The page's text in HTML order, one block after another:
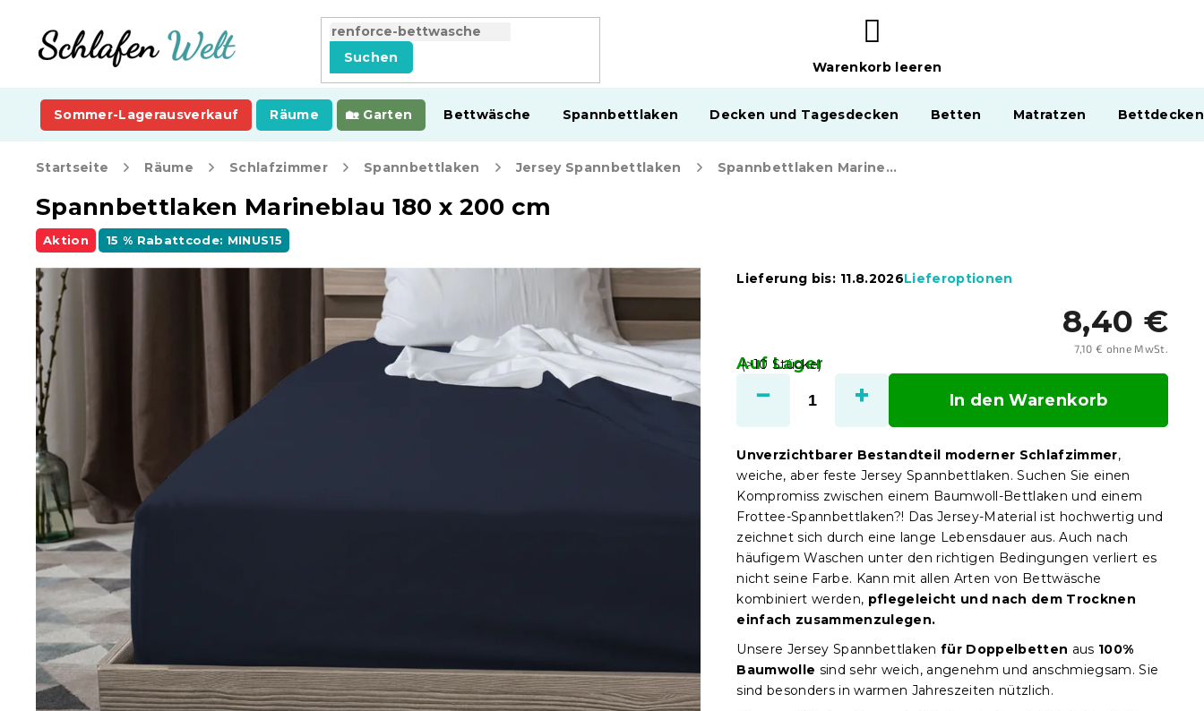
springen
Suchen
WARENKORB
Warenkorb leeren
Sommer-Lagerausverkauf Räume Garten Bettwäsche Spannbettlaken Decken und Tagesdecken Betten Matratzen
Startseite Räume Schlafzimmer Spannbettlaken Jersey Spannbettlaken Spannbettlaken Marineblau 180 x 200 cm
Spannbettlaken Marineblau 180 x 200 cm
Aktion 15 % Rabattcode: MINUS15
8,40 €
7,10 € ohne MwSt.
Auf Lager
(>10 Stücke)
Lieferung bis: 11.8.2026Lieferoptionen
In den Warenkorb
Unverzichtbarer Bestandteil moderner Schlafzimmer,
weiche, aber feste Jersey Spannbettlaken. Suchen Sie einen
Kompromiss zwischen einem Baumwoll-Bettlaken und einem
Frottee-Spannbettlaken?! Das Jersey-Material ist hochwertig und
zeichnet sich durch eine lange Lebensdauer aus. Auch nach
häufigem Waschen unter den richtigen Bedingungen verliert es
nicht seine Farbe. Kann mit allen Arten von Bettwäsche
kombiniert werden, pflegeleicht und nach dem Trocknen
einfach zusammenzulegen.
Unsere Jersey Spannbettlakenfür Doppelbetten aus 100%
Baumwolle sind sehr weich, angenehm und anschmiegsam. Sie
sind besonders in warmen Jahreszeiten nützlich.